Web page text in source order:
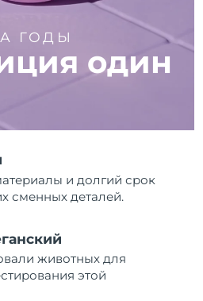
ГОДЫ
один
и долгий срок
сменных деталей.
животных для
этой